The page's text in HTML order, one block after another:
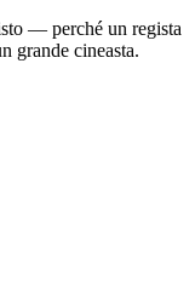
— perché un regista
grande cineasta.